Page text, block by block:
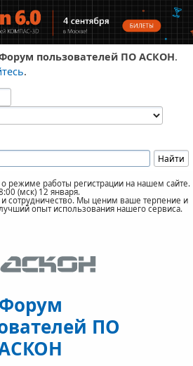
пользователей ПО АСКОН.
.
режиме работы регистрации на нашем сайте.
(мск) 12 января.
сотрудничество. Мы ценим ваше терпение и
опыт использования нашего сервиса.
Форум
ПО